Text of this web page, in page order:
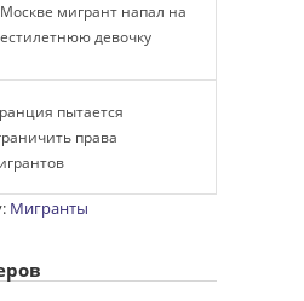
мигрант напал на
девочку
пытается
права
Мигранты